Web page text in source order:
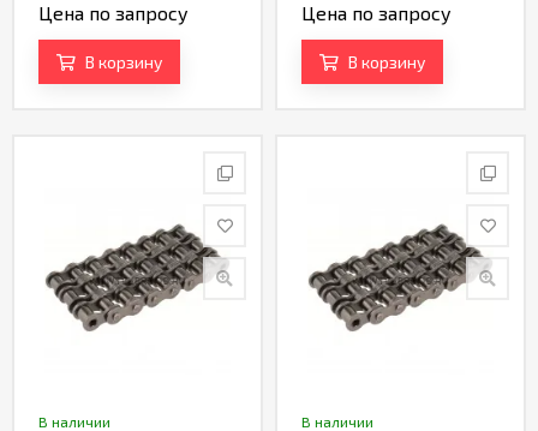
Цена по запросу
В корзину
Цена по запросу
В корзину
В наличии В наличии